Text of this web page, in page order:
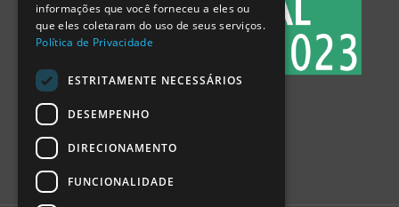
informações que você forneceu a eles ou
que eles coletaram do uso de seus serviços.
Política de Privacidade
ESTRITAMENTE NECESSÁRIOS
DESEMPENHO
DIRECIONAMENTO
FUNCIONALIDADE